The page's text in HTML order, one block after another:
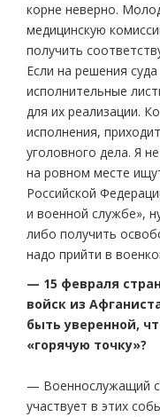
корне неверно.
медицинскую
получить
Если на решения
исполнительные
для их реализации.
исполнения,
уголовного дела. Я
на ровном месте
Российской
и военной службе»,
либо получить
надо прийти в
— 15 февраля
войск из
быть уверенной,
«горячую точку»?
— Военнослужащий
участвует в этих